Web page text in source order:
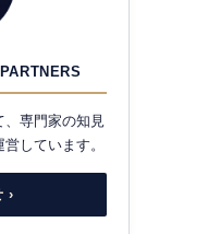
、専門家の知見
しています。
›